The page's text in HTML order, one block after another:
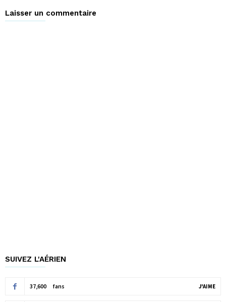
Laisser un commentaire
SUIVEZ L'AÉRIEN
37,600 fans J'AIME